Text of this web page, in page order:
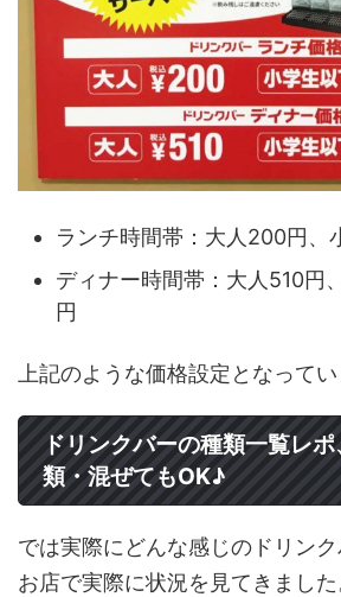
ランチ時間帯：大人200円、
ディナー時間帯：大人510円
円
上記のような価格設定となってい
ドリンクバーの種類一覧レ
類・混ぜてもOK♪
では実際にどんな感じのドリン
お店で実際に状況を見てきました